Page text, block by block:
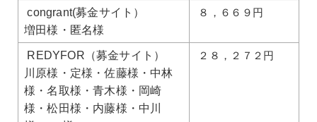
congrant(募金サイト）
増田様・匿名様
８，６６９円
REDYFOR（募金サイト）
川原様・定様・佐藤様・中林
様・名取様・青木様・岡崎
様・松田様・内藤様・中川
２８，２７２円